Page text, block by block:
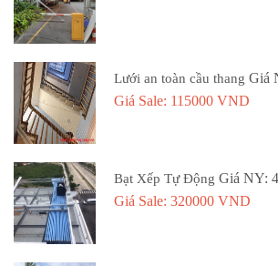
Lưới an toàn cầu thang Giá
Giá Sale: 115000 VND
Bạt Xếp Tự Động Giá NY:
Giá Sale: 320000 VND